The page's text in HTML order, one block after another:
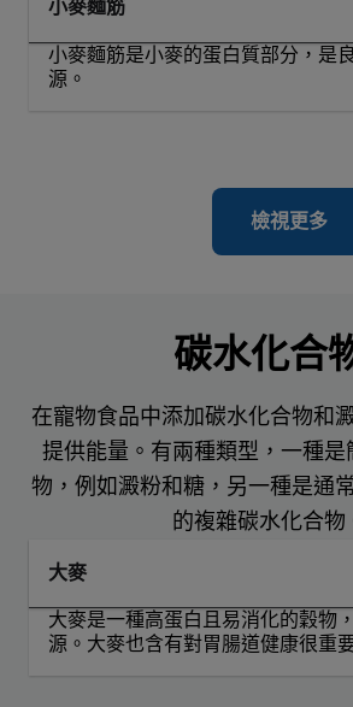
小麥麵筋
小麥麵筋是小麥的蛋白質部分，是
源。
檢視更多
碳水化合
在寵物食品中添加碳水化合物和
提供能量。有兩種類型，一種是
物，例如澱粉和糖，另一種是通
的複雜碳水化合物
大麥
大麥是一種高蛋白且易消化的穀物
源。大麥也含有對胃腸道健康很重